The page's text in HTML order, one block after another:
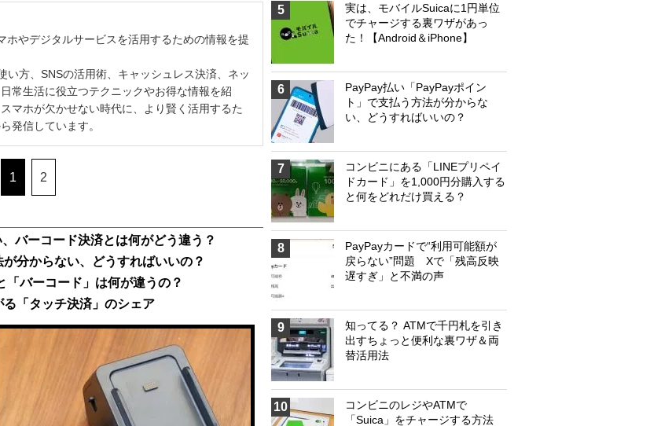
ホやデジタルサービスを活用するための情報を提
い方、SNSの活用術、キャッシュレス決済、ネッ
常生活に役立つテクニックやお得な情報を紹
マホが欠かせない時代に、より賢く活用するた
発信しています。
1 2
バーコード決済とは何がどう違う？
分からない、どうすればいいの？
バーコード」は何が違うの？
「タッチ決済」のシェア
5
実は、モバイルSuicaに1円単位
でチャージする裏ワザがあっ
た！【Android＆iPhone】
6
PayPay払い「PayPayポイン
ト」で支払う方法が分からな
い、どうすればいいの？
7
コンビニにある「LINEプリペイ
ドカード」を1,000円分購入する
と何をどれだけ買える？
8
PayPayカードで“利用可能額が
戻らない”問題 Xで「残高反映
遅すぎ」と不満の声
9
知ってる？ ATMで千円札を引き
出すちょっと便利な裏ワザ＆両
替活用法
10
コンビニのレジやATMで
「Suica」をチャージする方法